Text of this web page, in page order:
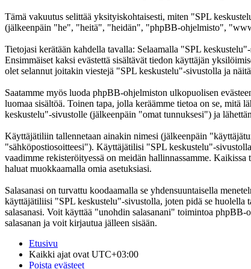
Tämä vakuutus selittää yksityiskohtaisesti, miten "SPL
(jälkeenpäin "he", "heitä", "heidän", "phpBB-ohjelmisto",
Tietojasi kerätään kahdella tavalla: Selaamalla "SPL
Ensimmäiset kaksi evästettä sisältävät tiedon käyttäjän
olet selannut joitakin viestejä "SPL keskustelu"-sivustolla ja
Saatamme myös luoda phpBB-ohjelmiston ulkopuolisen
luomaa sisältöä. Toinen tapa, jolla keräämme tietoa on se,
keskustelu"-sivustolle (jälkeenpäin "omat tunnuksesi") ja
Käyttäjätiliin tallennetaan ainakin nimesi (jälkeenpäin
"sähköpostiosoitteesi"). Käyttäjätilisi "SPL keskustelu"-
vaadimme rekisteröityessä on meidän hallinnassamme.
haluat muokkaamalla omia asetuksiasi.
Salasanasi on turvattu koodaamalla se yhdensuuntaisella
käyttäjätiliisi "SPL keskustelu"-sivustolla, joten pidä se huolella
salasanasi. Voit käyttää "unohdin salasanani" toimintoa
salasanan ja voit kirjautua jälleen sisään.
Etusivu
Kaikki ajat ovat UTC+03:00
Poista evästeet